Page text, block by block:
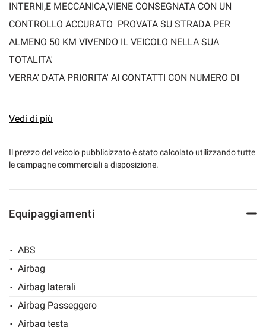
INTERNI,E MECCANICA,VIENE CONSEGNATA CON UN
CONTROLLO ACCURATO PROVATA SU STRADA PER
ALMENO 50 KM VIVENDO IL VEICOLO NELLA SUA
TOTALITA'
VERRA' DATA PRIORITA' AI CONTATTI CON NUMERO DI
passaggio di proprietà + Garanzia Mapfre Valencia 12
Mesi
concessionaria)
• REVISIONATA FINO A DICEMBRE 2027
• VETTURA IN CONDIZIONI ECCELLENTI .
Vedi di più
Il prezzo del veicolo pubblicizzato è stato calcolato utilizzando tutte
le campagne commerciali a disposizione.
Equipaggiamenti
ABS
Airbag
Airbag laterali
Airbag Passeggero
Airbag testa